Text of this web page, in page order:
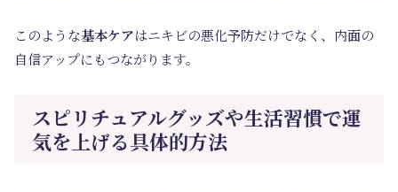
このような基本ケアはニキビの悪化予防だけでなく、内面の
自信アップにもつながります。
スピリチュアルグッズや生活習慣で運
気を上げる具体的方法